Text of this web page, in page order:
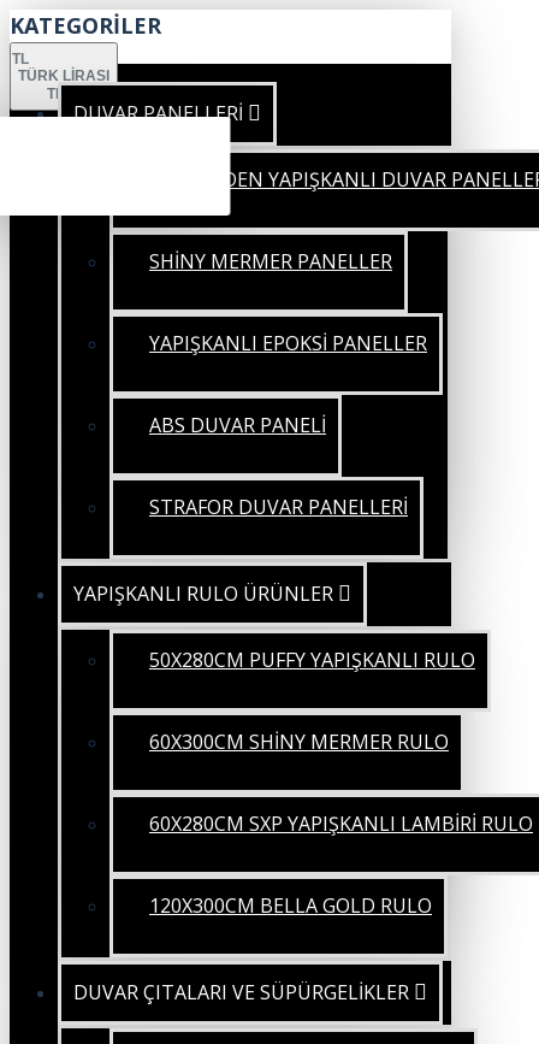
KATEGORİLER
TL
TÜRK LIRASI
TRY
DUVAR PANELLERİ
KENDİNDEN YAPIŞKANLI DUVAR
SHİNY MERMER PANELLER
YAPIŞKANLI EPOKSİ PANELLER
ABS DUVAR PANELİ
STRAFOR DUVAR PANELLERİ
YAPIŞKANLI RULO ÜRÜNLER
50X280CM PUFFY YAPIŞKANLI RULO
60X300CM SHİNY MERMER RULO
60X280CM SXP YAPIŞKANLI LAMBİRİ RULO
120X300CM BELLA GOLD RULO
DUVAR ÇITALARI VE SÜPÜRGELİKLER